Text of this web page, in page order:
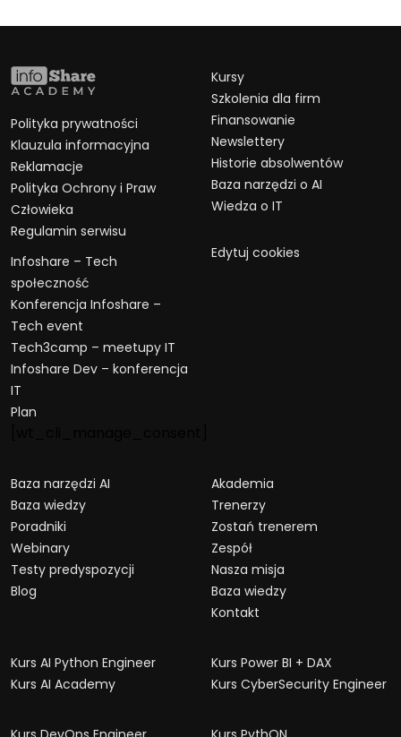
Polityka prywatności
Klauzula informacyjna
Reklamacje
Polityka Ochrony i Praw
Człowieka
Regulamin serwisu
Infoshare – Tech
społeczność
Konferencja Infoshare –
Tech event
Tech3camp – meetupy IT
Infoshare Dev – konferencja
IT
Plan
Kursy
Szkolenia dla firm
Finansowanie
Newslettery
Historie absolwentów
Baza narzędzi o AI
Wiedza o IT
Edytuj cookies
Baza narzędzi AI
Baza wiedzy
Poradniki
Webinary
Testy predyspozycji
Blog
Akademia
Trenerzy
Zostań trenerem
Zespół
Nasza misja
Baza wiedzy
Kontakt
Kurs AI Python Engineer
Kurs AI Academy
Kurs Power BI + DAX
Kurs CyberSecurity Engineer